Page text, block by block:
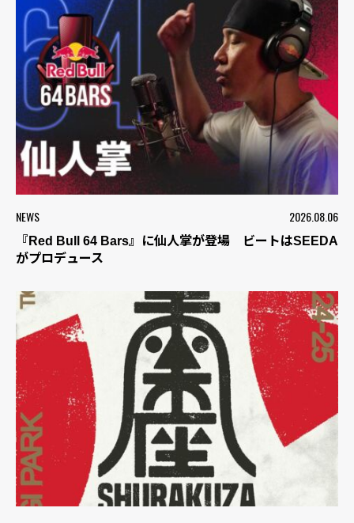
NEWS 2026.08.06
『Red Bull 64 Bars』に仙人掌が登場 ビートはSEEDA
がプロデュース